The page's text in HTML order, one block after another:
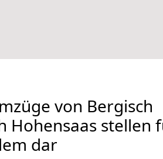
von Bergisch
Hohensaas stellen
dar